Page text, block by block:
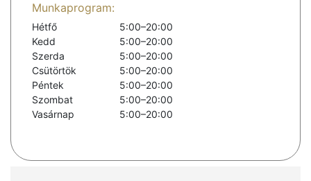
Munkaprogram:
Hétfő
5:00–20:00
Kedd
5:00–20:00
Szerda
5:00–20:00
Csütörtök
5:00–20:00
Péntek
5:00–20:00
Szombat
5:00–20:00
Vasárnap
5:00–20:00